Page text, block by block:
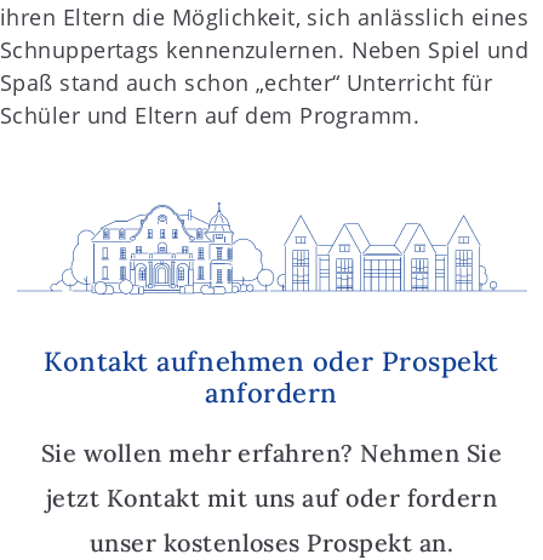
ihren Eltern die Möglichkeit, sich anlässlich eines
Schnuppertags kennenzulernen. Neben Spiel und
Spaß stand auch schon „echter“ Unterricht für
Schüler und Eltern auf dem Programm.
Kontakt aufnehmen oder Prospekt
anfordern
Sie wollen mehr erfahren? Nehmen Sie
jetzt Kontakt mit uns auf oder fordern
unser kostenloses Prospekt an.